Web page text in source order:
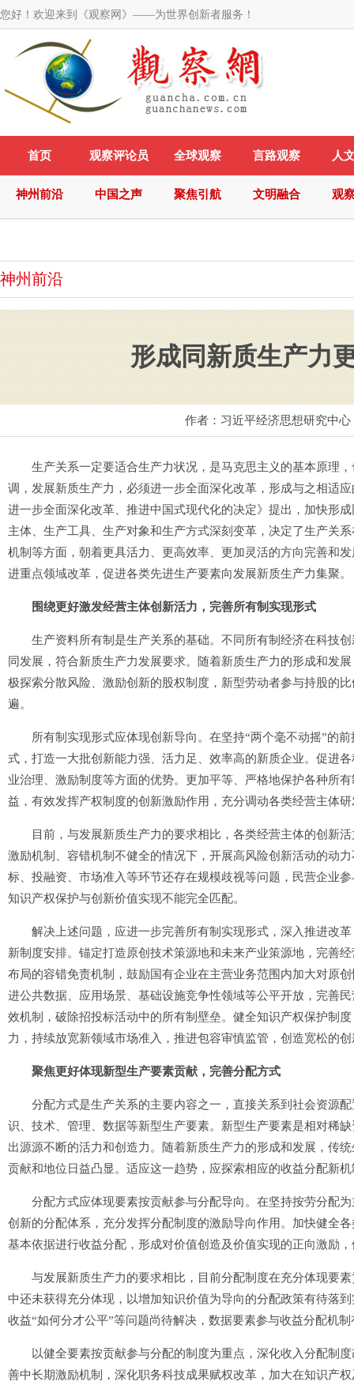
您好！欢迎来到《观察网》——为世界创新者服务！
首页 观察评论员 全球观察 言路观察 人
神州前沿 中国之声 聚焦引航 文明融合 观
神州前沿
形成同新质生产力
作者：习近平经济思想研究中
生产关系一定要适合生产力状况，是马克思主义的基本原理，
调，发展新质生产力，必须进一步全面深化改革，形成与之相适
进一步全面深化改革、推进中国式现代化的决定》提出，加快形
主体、生产工具、生产对象和生产方式深刻变革，决定了生产关
机制等方面，朝着更具活力、更高效率、更加灵活的方向完善和
进重点领域改革，促进各类先进生产要素向发展新质生产力集聚。
围绕更好激发经营主体创新活力，完善所有制实现形式
生产资料所有制是生产关系的基础。不同所有制经济在科技创
同发展，符合新质生产力发展要求。随着新质生产力的形成和发
极探索分散风险、激励创新的股权制度，新型劳动者参与持股的
遍。
所有制实现形式应体现创新导向。在坚持“两个毫不动摇”的前
式，打造一大批创新能力强、活力足、效率高的新质企业。促进
业治理、激励制度等方面的优势。更加平等、严格地保护各种所
益，有效发挥产权制度的创新激励作用，充分调动各类经营主体
目前，与发展新质生产力的要求相比，各类经营主体的创新活
激励机制、容错机制不健全的情况下，开展高风险创新活动的动
标、投融资、市场准入等环节还存在规模歧视等问题，民营企业
知识产权保护与创新价值实现不能完全匹配。
解决上述问题，应进一步完善所有制实现形式，深入推进改革
新制度安排。锚定打造原创技术策源地和未来产业策源地，完善
布局的容错免责机制，鼓励国有企业在主营业务范围内加大对原
进公共数据、应用场景、基础设施竞争性领域等公平开放，完善
效机制，破除招投标活动中的所有制壁垒。健全知识产权保护制
力，持续放宽新领域市场准入，推进包容审慎监管，创造宽松的
聚焦更好体现新型生产要素贡献，完善分配方式
分配方式是生产关系的主要内容之一，直接关系到社会资源配
识、技术、管理、数据等新型生产要素。新型生产要素是相对稀
出源源不断的活力和创造力。随着新质生产力的形成和发展，传
贡献和地位日益凸显。适应这一趋势，应探索相应的收益分配新机
分配方式应体现要素按贡献参与分配导向。在坚持按劳分配为
创新的分配体系，充分发挥分配制度的激励导向作用。加快健全
基本依据进行收益分配，形成对价值创造及价值实现的正向激励
与发展新质生产力的要求相比，目前分配制度在充分体现要素
中还未获得充分体现，以增加知识价值为导向的分配政策有待落
收益“如何分才公平”等问题尚待解决，数据要素参与收益分配机
以健全要素按贡献参与分配的制度为重点，深化收入分配制度
善中长期激励机制，深化职务科技成果赋权改革，加大在知识产